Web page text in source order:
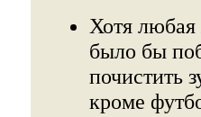
Хотя любая
было бы
почистить
кроме